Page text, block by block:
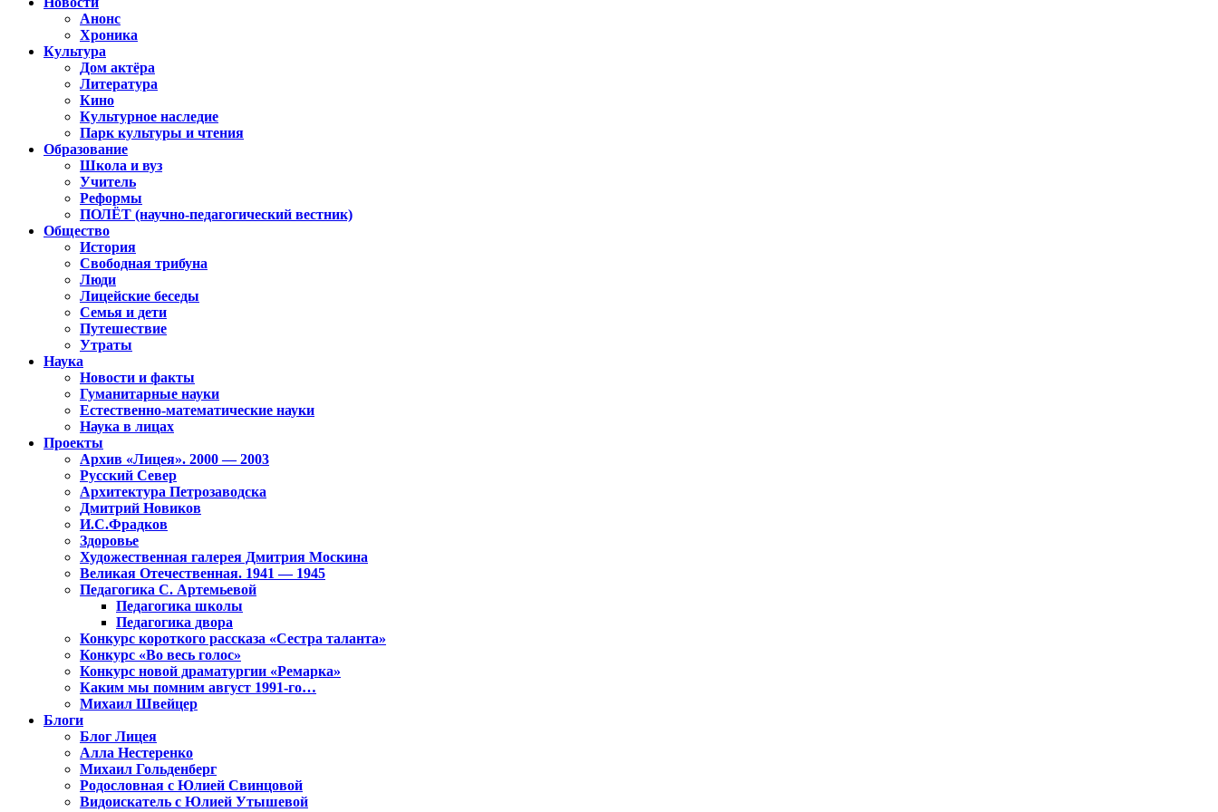
Анонс
Хроника
Культура
Дом актёра
Литература
Кино
Культурное наследие
Парк культуры и чтения
Образование
Школа и вуз
Учитель
Реформы
ПОЛЁТ (научно-педагогический вестник)
Общество
История
Свободная трибуна
Люди
Лицейские беседы
Семья и дети
Путешествие
Утраты
Наука
Новости и факты
Гуманитарные науки
Естественно-математические науки
Наука в лицах
Проекты
Архив «Лицея». 2000 — 2003
Русский Север
Архитектура Петрозаводска
Дмитрий Новиков
И.С.Фрадков
Здоровье
Художественная галерея Дмитрия Москина
Великая Отечественная. 1941 — 1945
Педагогика С. Артемьевой
Педагогика школы
Педагогика двора
Конкурс короткого рассказа «Сестра таланта»
Конкурс «Во весь голос»
Конкурс новой драматургии «Ремарка»
Каким мы помним август 1991-го…
Михаил Швейцер
Блоги
Блог Лицея
Алла Нестеренко
Михаил Гольденберг
Родословная с Юлией Свинцовой
Видоискатель с Юлией Утышевой